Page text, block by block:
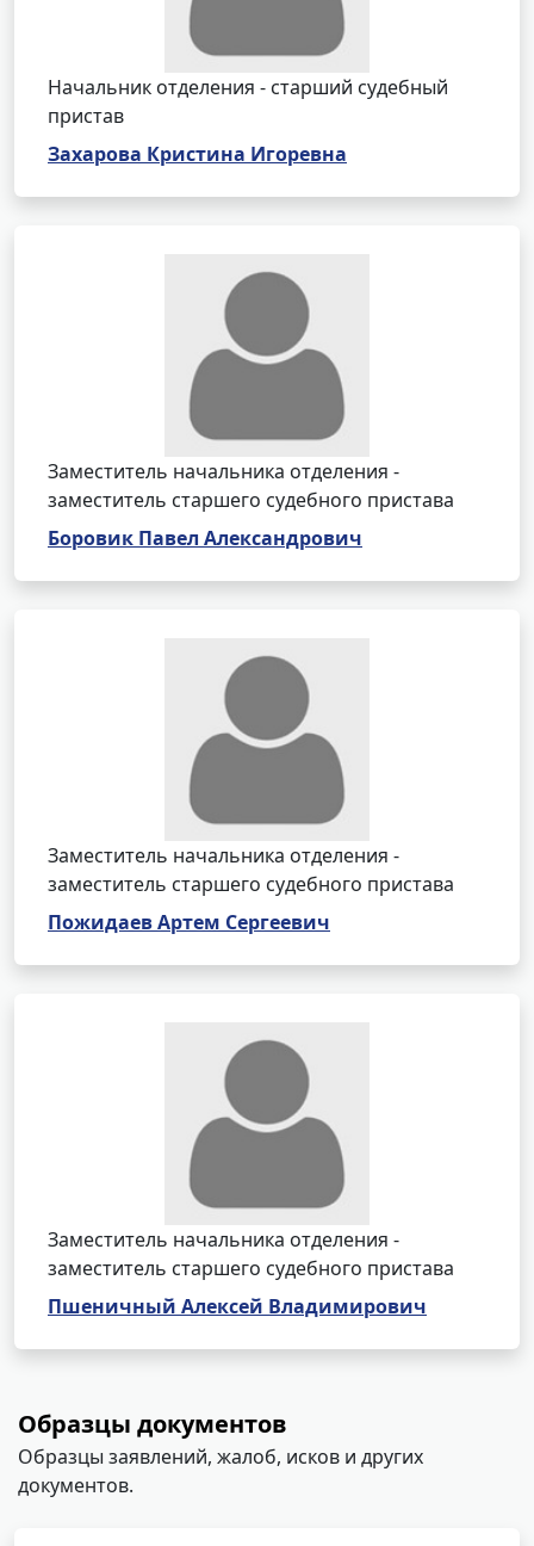
Начальник отделения - старший судебный
пристав
Захарова Кристина Игоревна
Заместитель начальника отделения -
заместитель старшего судебного пристава
Боровик Павел Александрович
Заместитель начальника отделения -
заместитель старшего судебного пристава
Пожидаев Артем Сергеевич
Заместитель начальника отделения -
заместитель старшего судебного пристава
Пшеничный Алексей Владимирович
Образцы документов
Образцы заявлений, жалоб, исков и других
документов.